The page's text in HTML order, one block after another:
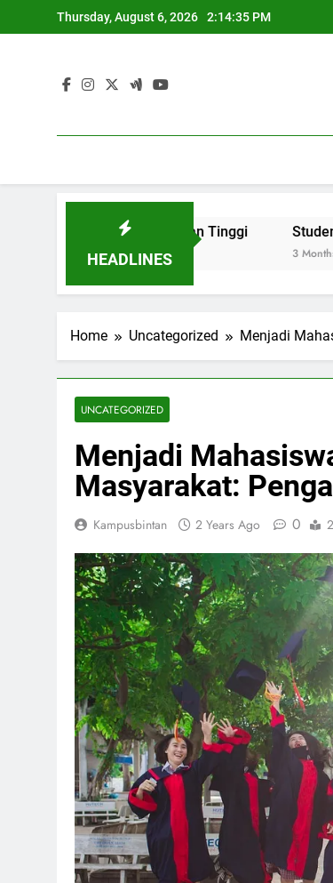
to
Thursday, August 6, 2026 2:14:36 PM
HEADLINES
Citra Perguruan Tinggi Student Mobility
Home Uncategorized Menjadi
UNCATEGORIZED
Menjadi
Masyarakat:
Kampusbintan 2 Years Ago 0